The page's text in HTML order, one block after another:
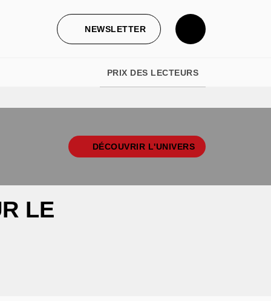
NEWSLETTER
PRIX DES LECTEURS
DÉCOUVRIR L'UNIVERS
LE